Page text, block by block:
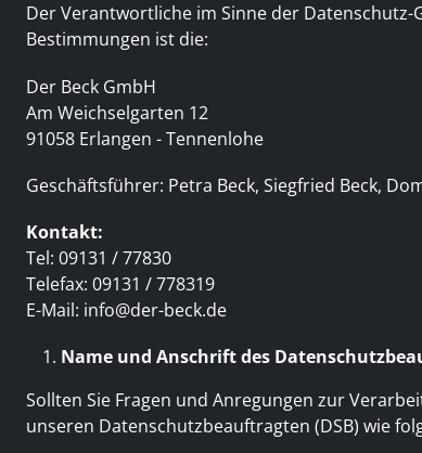
Der Verantwortliche im Sinne der
Bestimmungen ist die:
Der Beck GmbH
Am Weichselgarten 12
91058 Erlangen - Tennenlohe
Geschäftsführer: Petra Beck, Siegfried Beck,
Kontakt:
Tel: 09131 / 77830
Telefax: 09131 / 778319
E-Mail: info@der-beck.de
Name und Anschrift des
Sollten Sie Fragen und Anregungen zur
unseren Datenschutzbeauftragten (DSB) wie